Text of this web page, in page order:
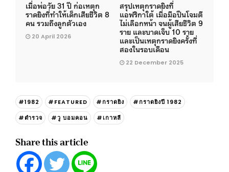
เมื่อพ่อวัย 31 ปี ก่อเหตุก
ราดยิงที่ทำให้เด็กเสียชีวิต 8
คน รวมถึงลูกตัวเอง
20 April 2026
สรุปเหตุกราดยิงที่
แอฟริกาใต้ เมื่อมือปืนโจมตี
ไม่เลือกหน้า จนผู้เสียชีวิต 9
ราย และบาดเจ็บ 10 ราย
และเป็นเหตุกราดยิงครั้งที่
สองในรอบเดือน
22 December 2025
#1982 #FEATURED #กราดยิง
#กราดยิงปี 1982
#ตำรวจ
#วู บอมคอน #เกาหลี
Share this article